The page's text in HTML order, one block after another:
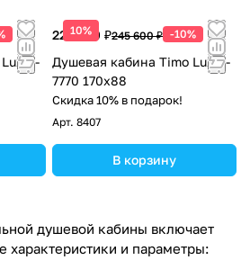
T-
10%
221 040 ₽245 600 ₽ -10%
Душевая кабина Timo Lux T-
7770 170х88
Скидка 10% в подарок!
Арт. 8407
В корзину
душевой кабины включает
и параметры: